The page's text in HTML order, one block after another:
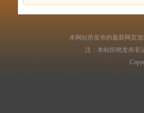
本网站所发布的最新网页
注：本站拒绝发布非